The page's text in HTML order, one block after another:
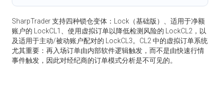
SharpTrader 支持四种锁仓变体：Lock（基础版）、适用于净额
账户的 LockCL1、使用虚拟订单以降低检测风险的 LockCL2，以
及适用于主动/被动账户配对的 LockCL3。CL2 中的虚拟订单系统
尤其重要：再入场订单由内部软件逻辑触发，而不是由快速行情
事件触发，因此对经纪商的订单模式分析是不可见的。